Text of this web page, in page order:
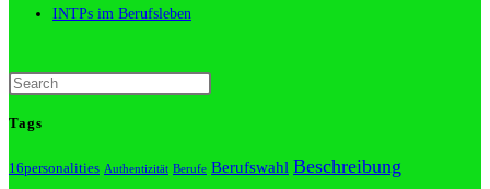
INTPs im Berufsleben
Tags
16personalities Authentizität Berufe Berufswahl Beschreibung